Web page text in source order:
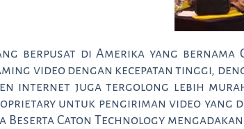
berpusat di Amerika yang
video dengan kecepatan tinggi,
internet juga tergolong lebih
untuk pengiriman video yang
Caton Technology